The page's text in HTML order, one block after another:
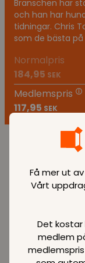
Få mer ut
Vårt
Det kostar
medlem
Branschen har
och han har
tidningar. Chris
som de bästa på
Normalpris
184,95 SEK
Medlemspris
117,95 SEK
Vandrarens
handbok
Normalpris